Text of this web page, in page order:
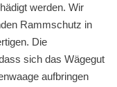
werden. Wir
Rammschutz in
Die
sich das Wägegut
aufbringen